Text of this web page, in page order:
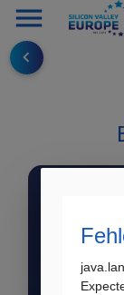
menu
navigate_before